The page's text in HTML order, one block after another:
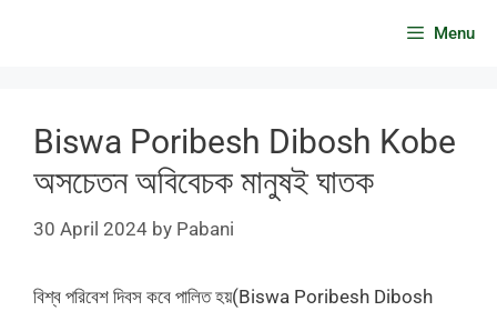
Menu
Biswa Poribesh Dibosh Kobe
অসচেতন অবিবেচক মানুষই ঘাতক
30 April 2024 by Pabani
বিশ্ব পরিবেশ দিবস কবে পালিত হয়(Biswa Poribesh Dibosh